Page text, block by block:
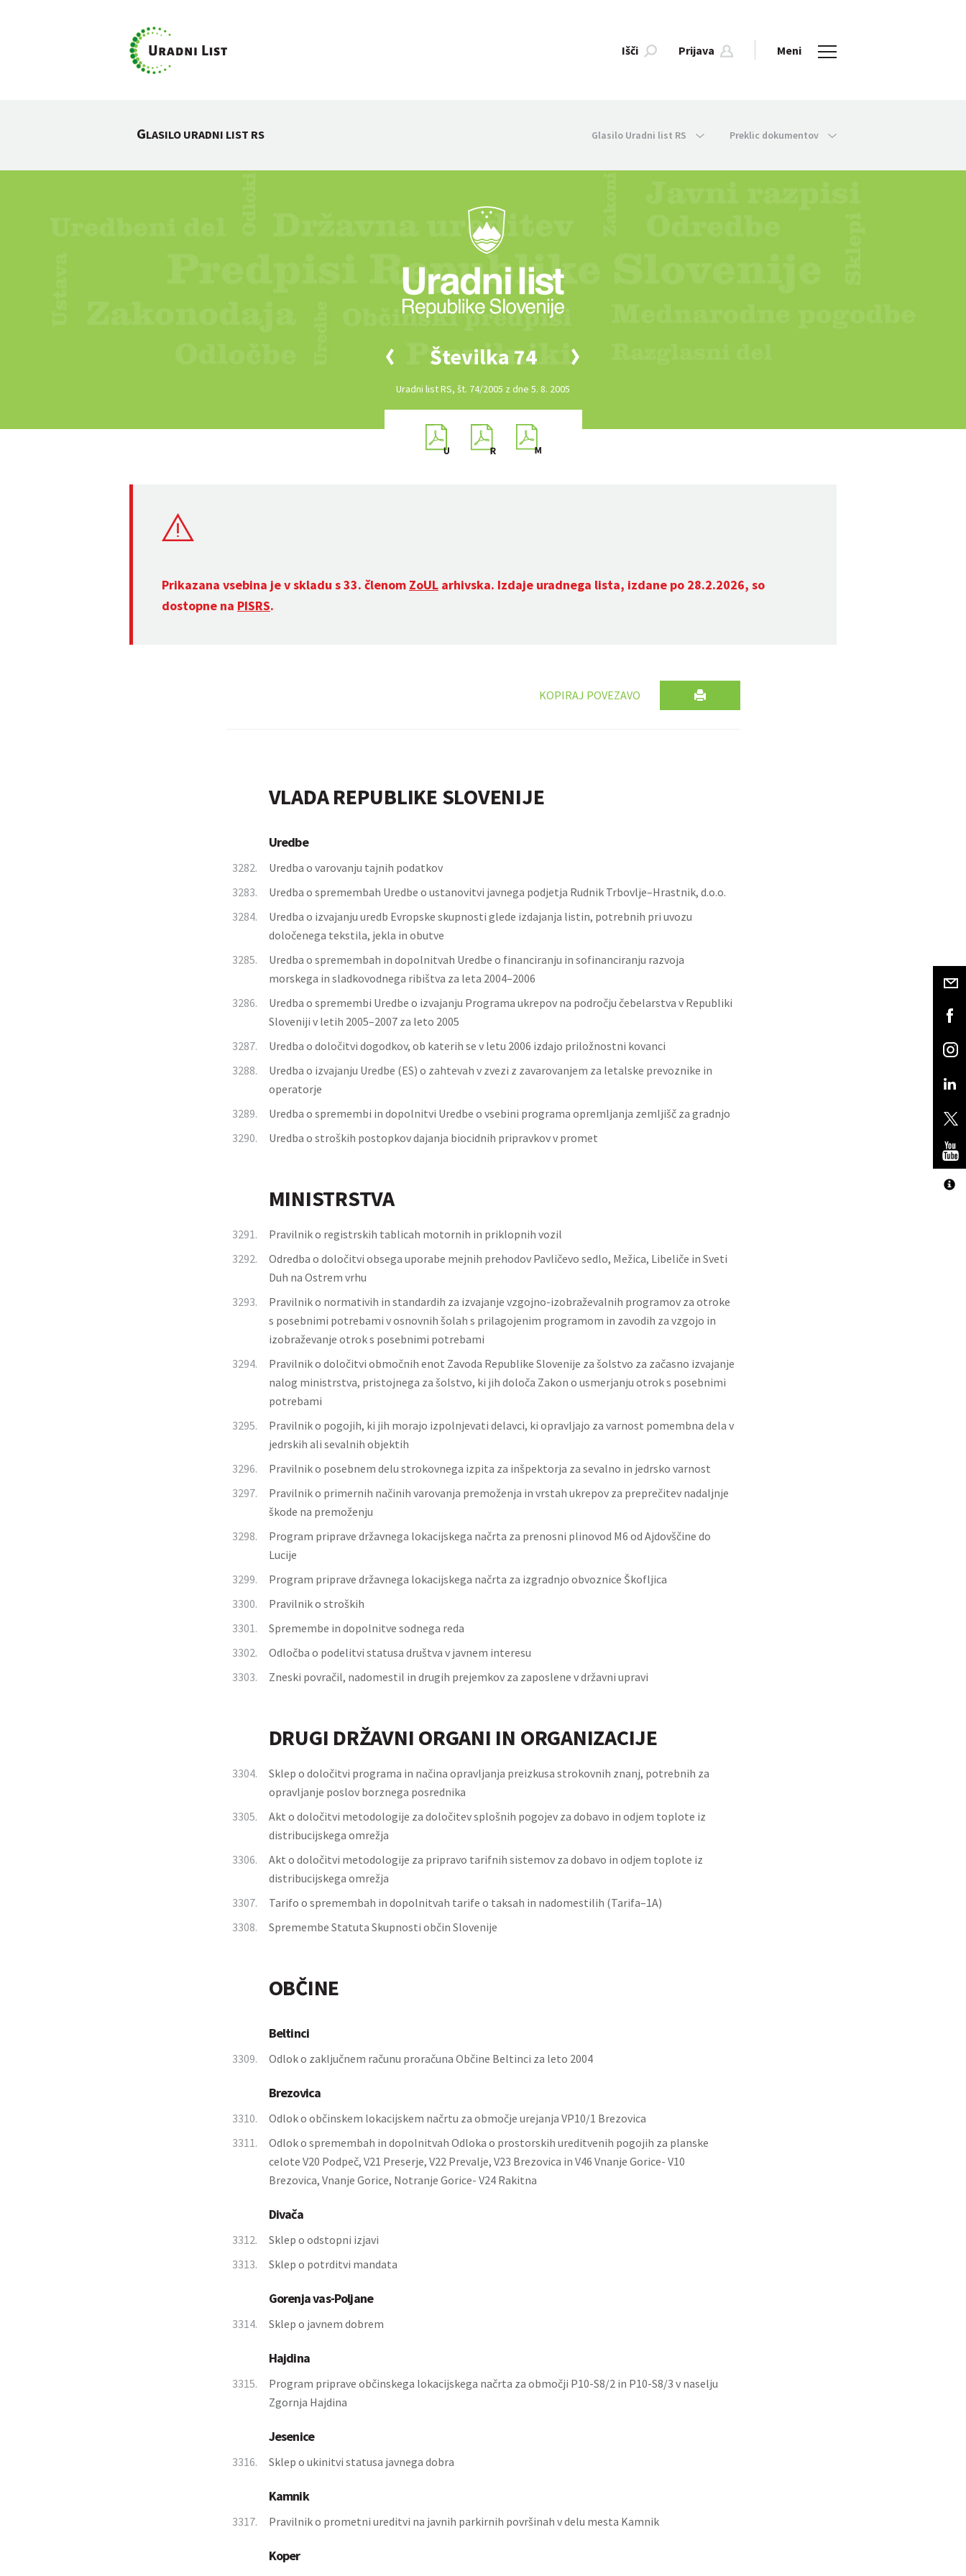
Išči Prijava Meni
GLASILO URADNI LIST RS Glasilo Uradni list RS Preklic dokumentov
Številka 74
Uradni list RS, št. 74/2005 z dne 5. 8. 2005
Prikazana vsebina je v skladu s 33. členom ZoUL arhivska. Izdaje uradnega lista, izdane po 28.2.2026, so
dostopne na PISRS.
KOPIRAJ POVEZAVO
VLADA REPUBLIKE SLOVENIJE
Uredbe
3282.
Uredba o varovanju tajnih podatkov
3283.
Uredba o spremembah Uredbe o ustanovitvi javnega podjetja Rudnik Trbovlje–Hrastnik, d.o.o.
3284.
Uredba o izvajanju uredb Evropske skupnosti glede izdajanja listin, potrebnih pri uvozu
določenega tekstila, jekla in obutve
3285.
Uredba o spremembah in dopolnitvah Uredbe o financiranju in sofinanciranju razvoja
morskega in sladkovodnega ribištva za leta 2004–2006
3286.
Uredba o spremembi Uredbe o izvajanju Programa ukrepov na področju čebelarstva v Republiki
Sloveniji v letih 2005–2007 za leto 2005
3287.
Uredba o določitvi dogodkov, ob katerih se v letu 2006 izdajo priložnostni kovanci
3288.
Uredba o izvajanju Uredbe (ES) o zahtevah v zvezi z zavarovanjem za letalske prevoznike in
operatorje
3289.
Uredba o spremembi in dopolnitvi Uredbe o vsebini programa opremljanja zemljišč za gradnjo
3290.
Uredba o stroških postopkov dajanja biocidnih pripravkov v promet
MINISTRSTVA
3291.
Pravilnik o registrskih tablicah motornih in priklopnih vozil
3292.
Odredba o določitvi obsega uporabe mejnih prehodov Pavličevo sedlo, Mežica, Libeliče in Sveti
Duh na Ostrem vrhu
3293.
Pravilnik o normativih in standardih za izvajanje vzgojno-izobraževalnih programov za otroke
s posebnimi potrebami v osnovnih šolah s prilagojenim programom in zavodih za vzgojo in
izobraževanje otrok s posebnimi potrebami
3294.
Pravilnik o določitvi območnih enot Zavoda Republike Slovenije za šolstvo za začasno izvajanje
nalog ministrstva, pristojnega za šolstvo, ki jih določa Zakon o usmerjanju otrok s posebnimi
potrebami
3295.
Pravilnik o pogojih, ki jih morajo izpolnjevati delavci, ki opravljajo za varnost pomembna dela v
jedrskih ali sevalnih objektih
3296.
Pravilnik o posebnem delu strokovnega izpita za inšpektorja za sevalno in jedrsko varnost
3297.
Pravilnik o primernih načinih varovanja premoženja in vrstah ukrepov za preprečitev nadaljnje
škode na premoženju
3298.
Program priprave državnega lokacijskega načrta za prenosni plinovod M6 od Ajdovščine do
Lucije
3299.
Program priprave državnega lokacijskega načrta za izgradnjo obvoznice Škofljica
3300.
Pravilnik o stroških
3301.
Spremembe in dopolnitve sodnega reda
3302.
Odločba o podelitvi statusa društva v javnem interesu
3303.
Zneski povračil, nadomestil in drugih prejemkov za zaposlene v državni upravi
DRUGI DRŽAVNI ORGANI IN ORGANIZACIJE
3304.
Sklep o določitvi programa in načina opravljanja preizkusa strokovnih znanj, potrebnih za
opravljanje poslov borznega posrednika
3305.
Akt o določitvi metodologije za določitev splošnih pogojev za dobavo in odjem toplote iz
distribucijskega omrežja
3306.
Akt o določitvi metodologije za pripravo tarifnih sistemov za dobavo in odjem toplote iz
distribucijskega omrežja
3307.
Tarifo o spremembah in dopolnitvah tarife o taksah in nadomestilih (Tarifa–1A)
3308.
Spremembe Statuta Skupnosti občin Slovenije
OBČINE
Beltinci
3309. Odlok o zaključnem računu proračuna Občine Beltinci za leto 2004
Brezovica
3310.
Odlok o občinskem lokacijskem načrtu za območje urejanja VP10/1 Brezovica
3311.
Odlok o spremembah in dopolnitvah Odloka o prostorskih ureditvenih pogojih za planske
celote V20 Podpeč, V21 Preserje, V22 Prevalje, V23 Brezovica in V46 Vnanje Gorice- V10
Brezovica, Vnanje Gorice, Notranje Gorice- V24 Rakitna
Divača
3312.
Sklep o odstopni izjavi
3313.
Sklep o potrditvi mandata
Gorenja vas-Poljane
3314. Sklep o javnem dobrem
Hajdina
3315.
Program priprave občinskega lokacijskega načrta za območji P10-S8/2 in P10-S8/3 v naselju
Zgornja Hajdina
Jesenice
3316. Sklep o ukinitvi statusa javnega dobra
Kamnik
3317. Pravilnik o prometni ureditvi na javnih parkirnih površinah v delu mesta Kamnik
Koper